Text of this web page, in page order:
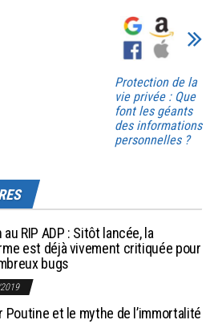
Protection de la
vie privée : Que
font les géants
des informations
personnelles ?
RIP ADP : Sitôt lancée, la
est déjà vivement critiquée pour
bugs
Poutine et le mythe de l’immortalité